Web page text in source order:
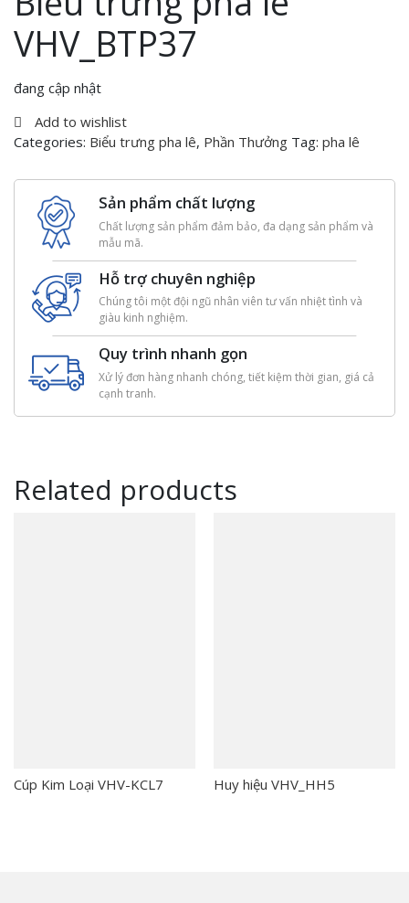
VHV_BTP37
đang cập nhật
Add to wishlist
Categories: Biểu trưng pha lê, Phần Thưởng Tag: pha lê
Sản phẩm chất lượng
Chất lượng sản phẩm đảm bảo, đa dạng sản phẩm và
mẫu mã.
Hỗ trợ chuyên nghiệp
Chúng tôi một đội ngũ nhân viên tư vấn nhiệt tình và
giàu kinh nghiệm.
Quy trình nhanh gọn
Xử lý đơn hàng nhanh chóng, tiết kiệm thời gian, giá cả
cạnh tranh.
Related products
Cúp Kim Loại VHV-KCL7 Huy hiệu VHV_HH5